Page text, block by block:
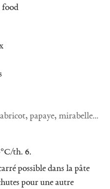
food
abricot, papaye, mirabelle…
th. 6.
possible dans la pâte
pour une autre